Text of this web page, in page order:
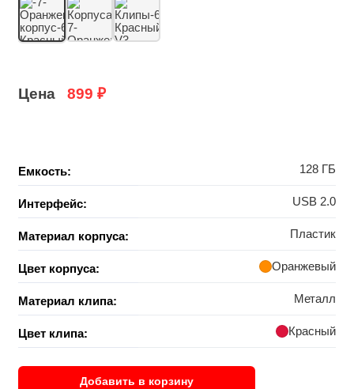
Цена 899₽
Емкость: 128 ГБ
Интерфейс: USB 2.0
Материал корпуса: Пластик
Цвет корпуса: Оранжевый
Материал клипа: Металл
Цвет клипа: Красный
Добавить в корзину